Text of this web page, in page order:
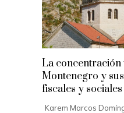
La
Montenegro y
fiscales y sociales
Karem Marcos